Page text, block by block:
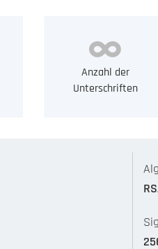
Anzahl der
Unterschriften